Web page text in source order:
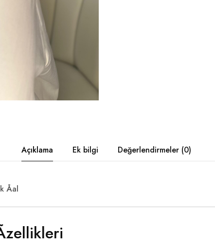
Açıklama Ek bilgi Değerlendirmeler (0)
Åal